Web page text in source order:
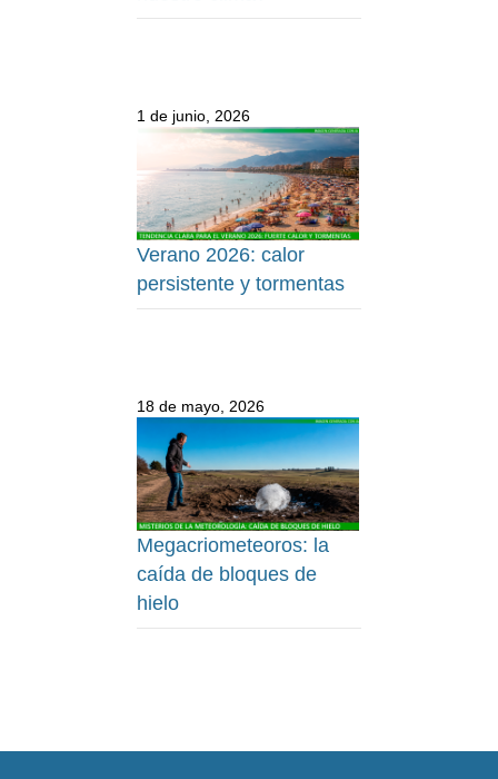
1 de junio, 2026
Verano 2026: calor
persistente y tormentas
18 de mayo, 2026
Megacriometeoros: la
caída de bloques de
hielo